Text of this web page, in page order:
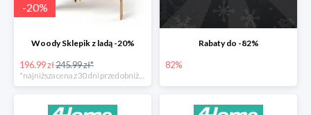
-20%
Woody Sklepik z ladą -20%
196.99 zł245.99 zł*
*najniższa cena z 30 dni przed obniżką
Rabaty do -82%
82%